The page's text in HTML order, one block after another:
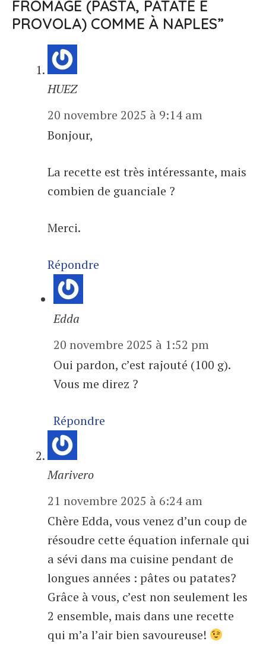
FROMAGE (PASTA, PATATE E
PROVOLA) COMME À NAPLES”
HUEZ
20 novembre 2025 à 9:14 am
Bonjour,
La recette est très intéressante, mais
combien de guanciale ?
Merci.
Répondre
Edda
20 novembre 2025 à 1:52 pm
Oui pardon, c’est rajouté (100 g).
Vous me direz ?
Répondre
Marivero
21 novembre 2025 à 6:24 am
Chère Edda, vous venez d’un coup de
résoudre cette équation infernale qui
a sévi dans ma cuisine pendant de
longues années : pâtes ou patates?
Grâce à vous, c’est non seulement les
2 ensemble, mais dans une recette
qui m’a l’air bien savoureuse!